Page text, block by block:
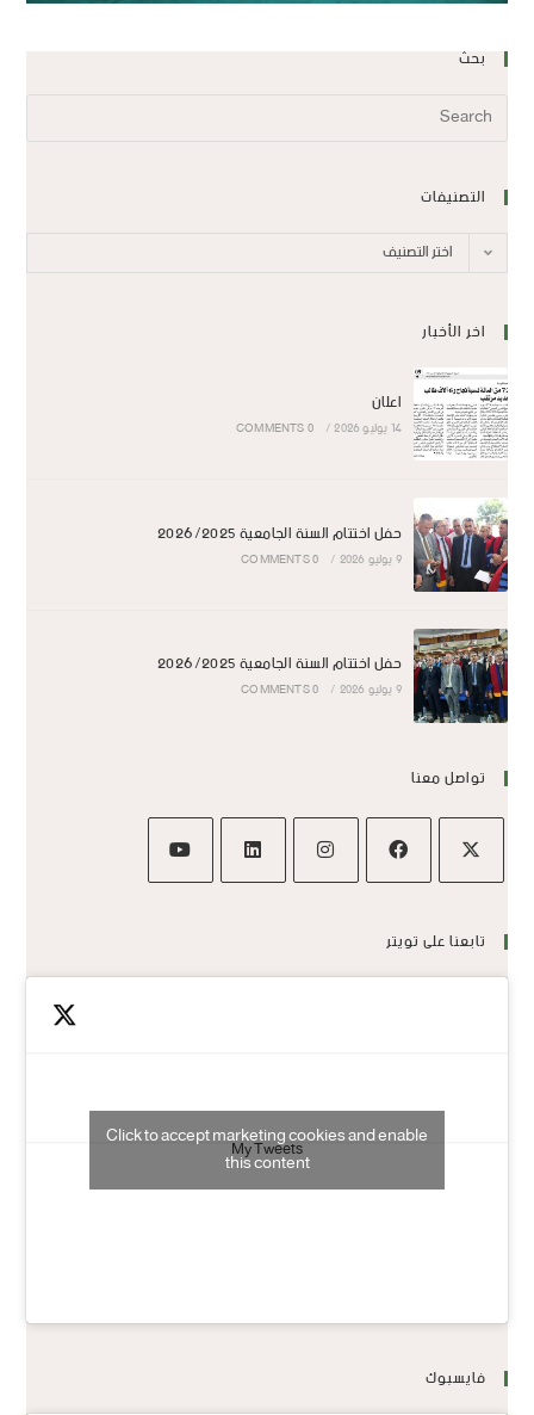
بحث
التصنيفات
اختر التصنيف
اخر الأخبار
اعلان
14 يوليو 2026 /
0 COMMENTS
حفل اختتام السنة الجامعية 2026/2025
9 يوليو 2026 /
0 COMMENTS
حفل اختتام السنة الجامعية 2026/2025
9 يوليو 2026 /
0 COMMENTS
تواصل معنا
تابعنا على تويتر
My Tweets
Click to accept marketing cookies and enable
this content
فايسبوك